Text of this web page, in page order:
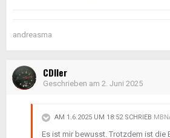
andreasma
CDIler
Geschrieben am 2. Juni 2025
AM 1.6.2025 UM 18:52 SCHRIEB
Es ist mir bewusst. Trotzdem ist die